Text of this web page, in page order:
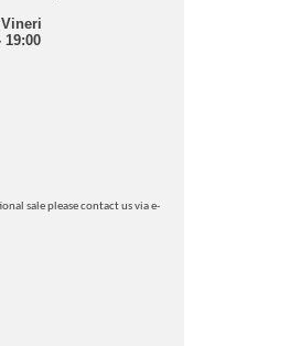
19:00
sale please contact us via e-